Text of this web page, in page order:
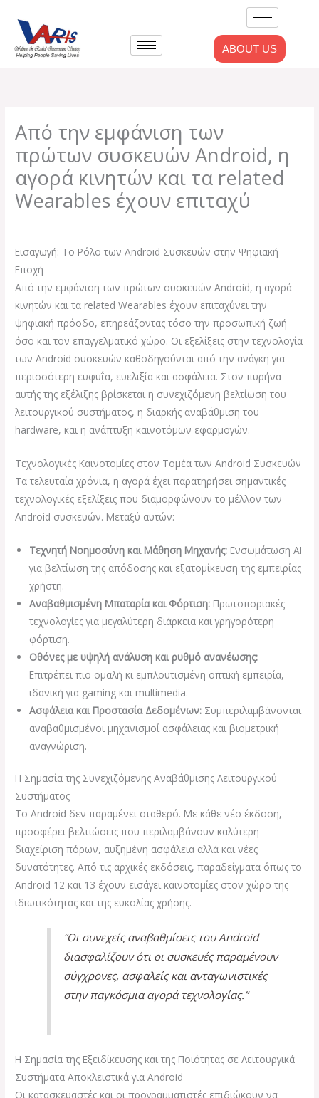
content
ABOUT US
Από την εμφάνιση των
πρώτων συσκευών Android, η
αγορά κινητών και τα related
Wearables έχουν επιταχύ
Εισαγωγή: Το Ρόλο των Android Συσκευών στην Ψηφιακή
Εποχή
Από την εμφάνιση των πρώτων συσκευών Android, η αγορά
κινητών και τα related Wearables έχουν επιταχύνει την
ψηφιακή πρόοδο, επηρεάζοντας τόσο την προσωπική ζωή
όσο και τον επαγγελματικό χώρο. Οι εξελίξεις στην τεχνολογία
των Android συσκευών καθοδηγούνται από την ανάγκη για
περισσότερη ευφυΐα, ευελιξία και ασφάλεια. Στον πυρήνα
αυτής της εξέλιξης βρίσκεται η συνεχιζόμενη βελτίωση του
λειτουργικού συστήματος, η διαρκής αναβάθμιση του
hardware, και η ανάπτυξη καινοτόμων εφαρμογών.
Τεχνολογικές Καινοτομίες στον Τομέα των Android Συσκευών
Τα τελευταία χρόνια, η αγορά έχει παρατηρήσει σημαντικές
τεχνολογικές εξελίξεις που διαμορφώνουν το μέλλον των
Android συσκευών. Μεταξύ αυτών:
Τεχνητή Νοημοσύνη και Μάθηση Μηχανής: Ενσωμάτωση AI
για βελτίωση της απόδοσης και εξατομίκευση της εμπειρίας
χρήστη.
Αναβαθμισμένη Μπαταρία και Φόρτιση: Πρωτοποριακές
τεχνολογίες για μεγαλύτερη διάρκεια και γρηγορότερη
φόρτιση.
Οθόνες με υψηλή ανάλυση και ρυθμό ανανέωσης:
Επιτρέπει πιο ομαλή κι εμπλουτισμένη οπτική εμπειρία,
ιδανική για gaming και multimedia.
Ασφάλεια και Προστασία Δεδομένων: Συμπεριλαμβάνονται
αναβαθμισμένοι μηχανισμοί ασφάλειας και βιομετρική
αναγνώριση.
Η Σημασία της Συνεχιζόμενης Αναβάθμισης Λειτουργικού
Συστήματος
Το Android δεν παραμένει σταθερό. Με κάθε νέο έκδοση,
προσφέρει βελτιώσεις που περιλαμβάνουν καλύτερη
διαχείριση πόρων, αυξημένη ασφάλεια αλλά και νέες
δυνατότητες. Από τις αρχικές εκδόσεις, παραδείγματα όπως το
Android 12 και 13 έχουν εισάγει καινοτομίες στον χώρο της
ιδιωτικότητας και της ευκολίας χρήσης.
“Οι συνεχείς αναβαθμίσεις του Android
διασφαλίζουν ότι οι συσκευές παραμένουν
σύγχρονες, ασφαλείς και ανταγωνιστικές
στην παγκόσμια αγορά τεχνολογίας.”
Η Σημασία της Εξειδίκευσης και της Ποιότητας σε Λειτουργικά
Συστήματα Αποκλειστικά για Android
Οι κατασκευαστές και οι προγραμματιστές επιδιώκουν να